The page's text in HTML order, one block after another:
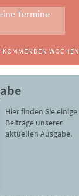
Termine
WOCHEN
Hier finden Sie einige
Beiträge unserer
aktuellen Ausgabe.